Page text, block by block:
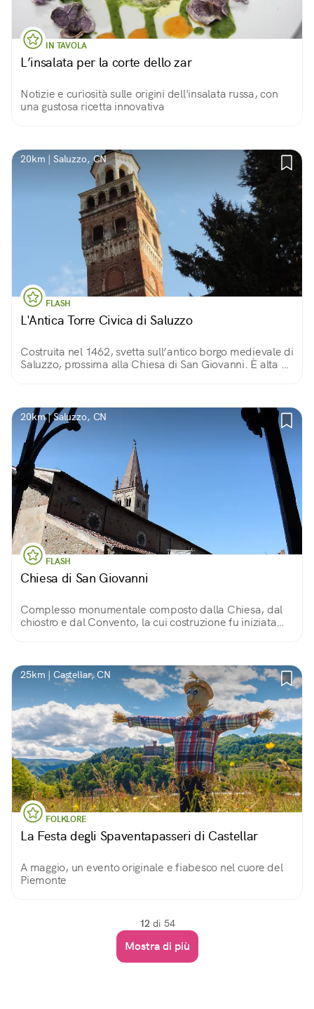
IN TAVOLA
L’insalata per la corte dello zar
Notizie e curiosità sulle origini dell'insalata russa, con
una gustosa ricetta innovativa
20km | Saluzzo, CN
FLASH
L'Antica Torre Civica di Saluzzo
Costruita nel 1462, svetta sull’antico borgo medievale di
Saluzzo, prossima alla Chiesa di San Giovanni. È alta 48
20km | Saluzzo, CN
FLASH
Chiesa di San Giovanni
Complesso monumentale composto dalla Chiesa, dal
chiostro e dal Convento, la cui costruzione fu iniziata
25km | Castellar, CN
FOLKLORE
La Festa degli Spaventapasseri di Castellar
A maggio, un evento originale e fiabesco nel cuore del
Piemonte
12 di 54
Mostra di più